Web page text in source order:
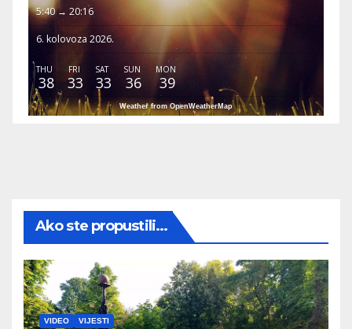
5:40 → 20:16
6. kolovoza 2026.
THU
38
FRI
33
SAT
33
SUN
36
MON
39
Weather from OpenWeatherMap
Ako ste propustili...
VIDEO VIJESTI